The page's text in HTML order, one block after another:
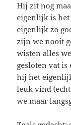
Hij zit nog
eigenlijk is
eigenlijk zo
zijn we nooit
wisten alles
gesloten vat
hij het
leuk vind
we maar